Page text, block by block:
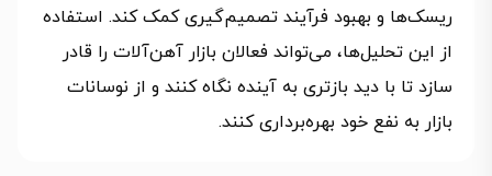
ریسک‌ها و بهبود فرآیند تصمیم‌گیری کمک کند. استفاده
از این تحلیل‌ها، می‌تواند فعالان بازار آهن‌آلات را قادر
سازد تا با دید بازتری به آینده نگاه کنند و از نوسانات
بازار به نفع خود بهره‌برداری کنند.